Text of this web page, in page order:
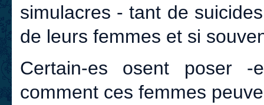
simulacres - tant de
de leurs femmes et si
Certain-es osent poser
comment ces femmes